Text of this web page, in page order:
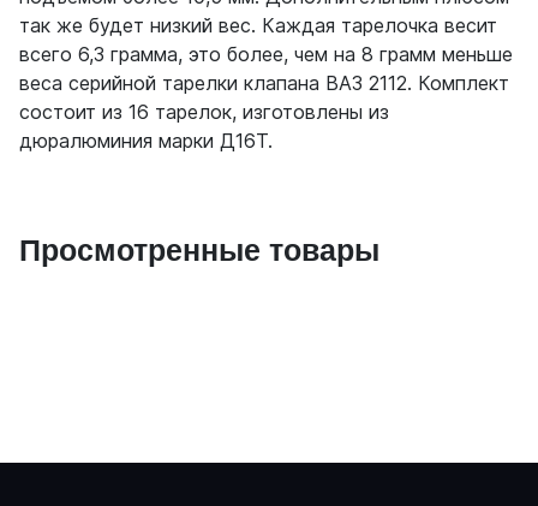
так же будет низкий вес. Каждая тарелочка весит
всего 6,3 грамма, это более, чем на 8 грамм меньше
веса серийной тарелки клапана ВАЗ 2112. Комплект
состоит из 16 тарелок, изготовлены из
дюралюминия марки Д16Т.
Просмотренные товары